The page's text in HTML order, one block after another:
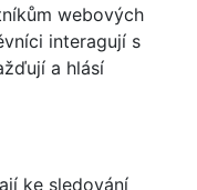
webových
interagují s
a hlásí
ke sledování